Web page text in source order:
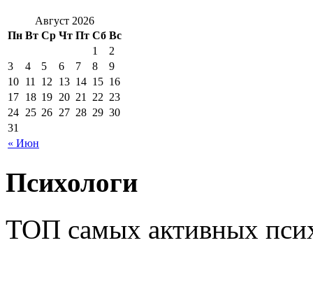
Август 2026
Пн Вт Ср Чт Пт Сб Вс
« Июн
1
2
3
4 5 6 7 8
9
10 11 12 13 14 15 16
17 18 19 20 21 22 23
24 25 26 27 28 29 30
31
Психологи
ТОП самых активных